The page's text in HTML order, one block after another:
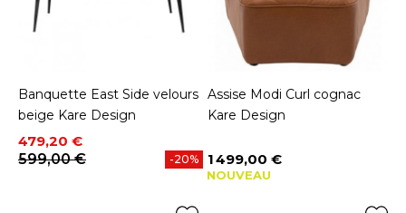
Banquette East Side velours
beige Kare Design
Prix
479,20 €
Prix de base
599,00 €
-20%
Assise Modi Curl cognac
Kare Design
Prix
1 499,00 €
NOUVEAU